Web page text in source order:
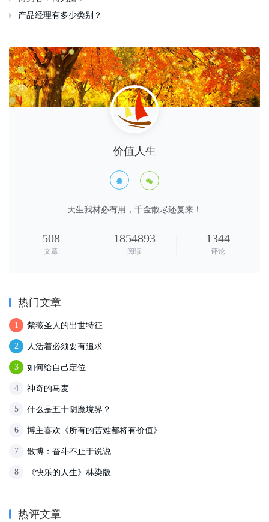
 产品经理有多少类别？
价值人生
 
天生我材必有用，千金散尽还复来！
508
文章
1854893
阅读
1344
评论
热门文章
1 紫薇圣人的出世特征
2 人活着必须要有追求
3 如何给自己定位
4 神奇的马麦
5 什么是五十阴魔境界？
6 博主喜欢《所有的苦难都将有价值》
7 散博：奋斗不止于说说
8 《快乐的人生》林染版
热评文章